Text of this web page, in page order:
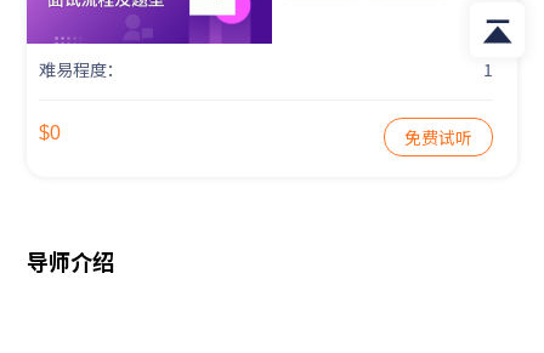
难易程度： 1
$0 免费试听
导师介绍